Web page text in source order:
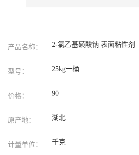
产品名称： 2-氯乙基磺酸钠 表面粘性剂
型号： 25kg一桶
价格： 90
原产地： 湖北
计量单位： 千克